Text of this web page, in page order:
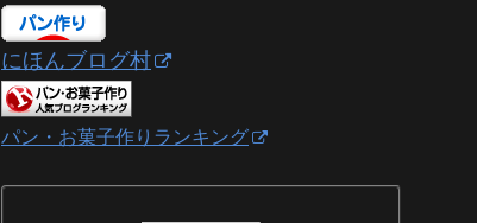
にほんブログ村
パン・お菓子作りランキング